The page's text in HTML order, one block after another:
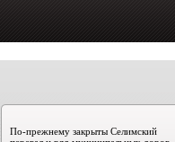
По-прежнему закрыты Селимский